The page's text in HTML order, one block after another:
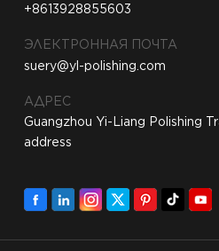
+8613928855603
ЭЛЕКТРОННАЯ ПОЧТА
suery@yl-polishing.com
АДРЕС
Guangzhou Yi-Liang Polishing
address